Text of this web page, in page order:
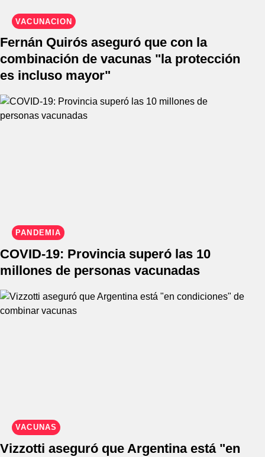
VACUNACIÓN
Fernán Quirós aseguró que con la
combinación de vacunas "la protección
es incluso mayor"
PANDEMIA
COVID-19: Provincia superó las 10
millones de personas vacunadas
VACUNAS
Vizzotti aseguró que Argentina está "en